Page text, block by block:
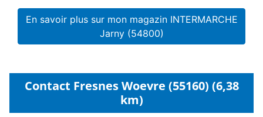
En savoir plus sur mon magazin INTERMARCHE
Jarny (54800)
Contact Fresnes Woevre (55160) (6,38
km)